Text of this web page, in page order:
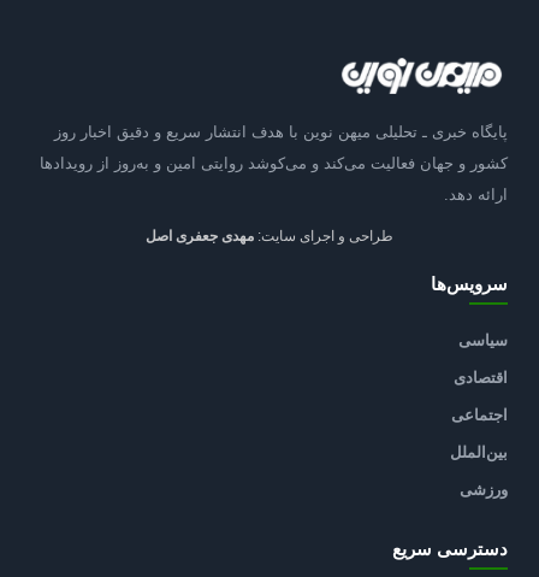
پایگاه خبری ـ تحلیلی میهن نوین با هدف انتشار سریع و دقیق اخبار روز
کشور و جهان فعالیت می‌کند و می‌کوشد روایتی امین و به‌روز از رویدادها
ارائه دهد.
طراحی و اجرای سایت: مهدی جعفری اصل
سرویس‌ها
سیاسی
اقتصادی
اجتماعی
بین‌الملل
ورزشی
دسترسی سریع